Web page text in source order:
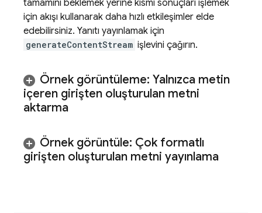
tamamını beklemek yerine kısmi sonuçları işlemek
için akışı kullanarak daha hızlı etkileşimler elde
edebilirsiniz. Yanıtı yayınlamak için
generateContentStream işlevini çağırın.
Örnek görüntüleme: Yalnızca metin
içeren girişten oluşturulan metni
aktarma
Örnek görüntüle: Çok formatlı
girişten oluşturulan metni yayınlama